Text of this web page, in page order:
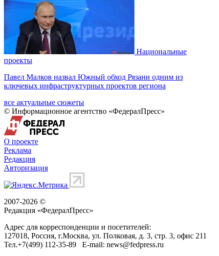
Национальные
проекты
Павел Малков назвал Южный обход Рязани одним из
ключевых инфраструктурных проектов региона
все актуальные сюжеты
© Информационное агентство «ФедералПресс»
О проекте
Реклама
Редакция
Авторизация
2007-2026 ©
Редакция «ФедералПресс»
Адрес для корреспонденции и посетителей:
127018, Россия, г.Москва, ул. Полковая, д. 3, стр. 3, офис 211
Тел.+7(499) 112-35-89 E-mail: news@fedpress.ru